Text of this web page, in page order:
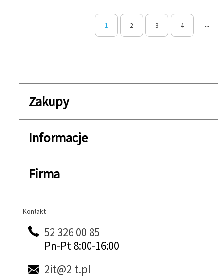
Strona
1 Strona
2 Strona
3 Strona
4 ...
Zakupy
Informacje
Firma
Kontakt
Kontakt
52 326 00 85
Pn-Pt 8:00-16:00
2it@2it.pl